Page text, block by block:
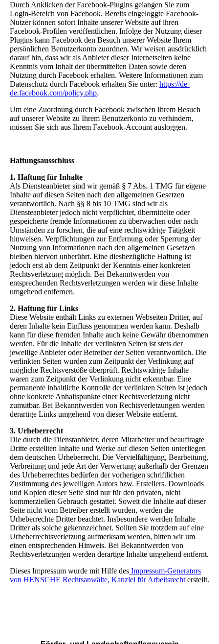
Durch Anklicken der Facebook-Plugins gelangen Sie zum
Login-Bereich von Facebook. Bereits eingeloggte Facebook-
Nutzer können sofort Inhalte unserer Website auf ihren
Facebook-Profilen veröffentlichen. Infolge der Nutzung dieser
Plugins kann Facebook den Besuch unserer Website Ihrem
persönlichen Benutzerkonto zuordnen. Wir weisen ausdrücklich
darauf hin, dass wir als Anbieter dieser Internetseiten keine
Kenntnis vom Inhalt der übermittelten Daten sowie deren
Nutzung durch Facebook erhalten. Weitere Informationen zum
Datenschutz durch Facebook erhalten Sie unter: https://de-
de.facebook.com/policy.php.
Um eine Zuordnung durch Facebook zwischen Ihrem Besuch
auf unserer Website zu Ihrem Benutzerkonto zu verhindern,
müssen Sie sich aus Ihrem Facebook-Account ausloggen.
Haftungsausschluss
1. Haftung für Inhalte
Als Diensteanbieter sind wir gemäß § 7 Abs. 1 TMG für eigene
Inhalte auf diesen Seiten nach den allgemeinen Gesetzen
verantwortlich. Nach §§ 8 bis 10 TMG sind wir als
Diensteanbieter jedoch nicht verpflichtet, übermittelte oder
gespeicherte fremde Informationen zu überwachen oder nach
Umständen zu forschen, die auf eine rechtswidrige Tätigkeit
hinweisen. Verpflichtungen zur Entfernung oder Sperrung der
Nutzung von Informationen nach den allgemeinen Gesetzen
bleiben hiervon unberührt. Eine diesbezügliche Haftung ist
jedoch erst ab dem Zeitpunkt der Kenntnis einer konkreten
Rechtsverletzung möglich. Bei Bekanntwerden von
entsprechenden Rechtsverletzungen werden wir diese Inhalte
umgehend entfernen.
2. Haftung für Links
Diese Website enthält Links zu externen Webseiten Dritter, auf
deren Inhalte kein Einfluss genommen werden kann. Deshalb
kann für diese fremden Inhalte auch keine Gewähr übernommen
werden. Für die Inhalte der verlinkten Seiten ist stets der
jeweilige Anbieter oder Betreiber der Seiten verantwortlich. Die
verlinkten Seiten wurden zum Zeitpunkt der Verlinkung auf
mögliche Rechtsverstöße überprüft. Rechtswidrige Inhalte
waren zum Zeitpunkt der Verlinkung nicht erkennbar. Eine
permanente inhaltliche Kontrolle der verlinkten Seiten ist jedoch
ohne konkrete Anhaltspunkte einer Rechtsverletzung nicht
zumutbar. Bei Bekanntwerden von Rechtsverletzungen werden
derartige Links umgehend von dieser Website entfernt.
3. Urheberrecht
Die durch die Dienstanbieter, deren Mitarbeiter und beauftragte
Dritte erstellten Inhalte und Werke auf diesen Seiten unterliegen
dem deutschen Urheberrecht. Die Vervielfältigung, Bearbeitung,
Verbreitung und jede Art der Verwertung außerhalb der Grenzen
des Urheberrechtes bedürfen der vorherigen schriftlichen
Zustimmung des jeweiligen Autors bzw. Erstellers. Downloads
und Kopien dieser Seite sind nur für den privaten, nicht
kommerziellen Gebrauch gestattet. Soweit die Inhalte auf dieser
Seite nicht vom Betreiber erstellt wurden, werden die
Urheberrechte Dritter beachtet. Insbesondere werden Inhalte
Dritter als solche gekennzeichnet. Sollten Sie trotzdem auf eine
Urheberrechtsverletzung aufmerksam werden, bitten wir um
einen entsprechenden Hinweis. Bei Bekanntwerden von
Rechtsverletzungen werden derartige Inhalte umgehend entfernt.
Dieses Impressum wurde mit Hilfe des Impressum-Generators
von HENSCHE Rechtsanwälte, Kanzlei für Arbeitsrecht erstellt.